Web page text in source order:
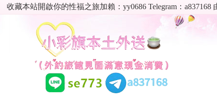
收藏本站開啟你的性福之旅加賴：yy0686 Telegram：